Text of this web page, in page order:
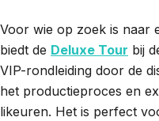
Voor wie op zoek is naar
biedt de Deluxe Tour bij
VIP-rondleiding door de
het productieproces en
likeuren. Het is perfect